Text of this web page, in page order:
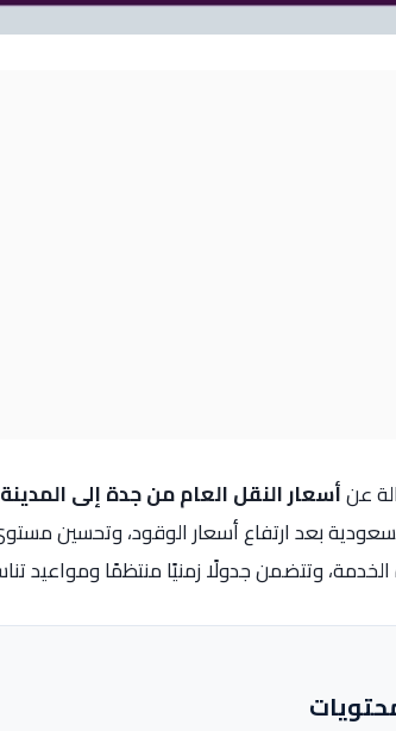
عنأسعار النقل العام من جدة إلى المدينة
بعد ارتفاع أسعار الوقود، وتحسين
وتتضمن جدولًا زمنيًا منتظمًا ومواعيد